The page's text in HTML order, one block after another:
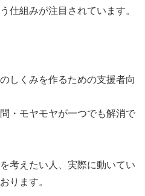
仕組みが注目されています。
しくみを作るための支援者向
・モヤモヤが一つでも解消で
考えたい人、実際に動いてい
ります。